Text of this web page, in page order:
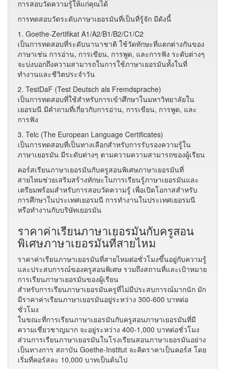
การสอบวัดความรู้ให้แก่คุณได้
การทดสอบวัดระดับภาษาเยอรมันที่เป็นที่รู้จัก มีดังนี้
1. Goethe-Zertifikat A1/A2/B1/B2/C1/C2
เป็นการทดสอบที่ระดับนานาชาติ ใช้วัดทักษะที่แตกต่างกันของ
ภาษาเช่น การอ่าน, การเขียน, การพูด, และการฟัง ระดับต่างๆ
จะบ่งบอกถึงความสามารถในการใช้ภาษาเยอรมันทั้งในที่
ทำงานและชีวิตประจำวัน
2. TestDaF (Test Deutsch als Fremdsprache)
เป็นการทดสอบที่ใช้สำหรับการเข้าศึกษาในมหาวิทยาลัยใน
เยอรมนี มีคำถามที่เกี่ยวกับการอ่าน, การเขียน, การพูด, และ
การฟัง
3. Telc (The European Language Certificates)
เป็นการทดสอบที่เป็นทางเลือกสำหรับการรับรองความรู้ใน
ภาษาเยอรมัน มีระดับต่างๆ ตามความความสามารถของผู้เรียน
คอร์สเรียนภาษาเยอรมันกับครูสอนพิเศษภาษาเยอรมันที่
สายไหมช่วยเสริมสร้างทักษะในการเรียนรู้ภาษาเยอรมันและ
เตรียมพร้อมสำหรับการสอบวัดความรู้ เพื่อเปิดโอกาสสำหรับ
การศึกษาในประเทศเยอรมนี การทำงานในประเทศเยอรมนี
หรือทำงานกับบริษัทเยอรมัน
ราคาค่าเรียนภาษาเยอรมันกับครูสอน
พิเศษภาษาเยอรมันที่สายไหม
ราคาค่าเรียนภาษาเยอรมันที่สายไหมต่อชั่วโมงขึ้นอยู่กับความรู้
และประสบการณ์ของครูสอนพิเศษ รวมถึงสถานที่และเป้าหมาย
การเรียนภาษาเยอรมันของผู้เรียน
สำหรับการเรียนภาษาเยอรมันครูที่ไม่มีประสบการณ์มากนัก มัก
มีราคาค่าเรียนภาษาเยอรมันอยู่ระหว่าง 300-600 บาทต่อ
ชั่วโมง
ในขณะที่การเรียนภาษาเยอรมันกับครูสอนภาษาเยอรมันที่มี
ความเชี่ยวชาญมาก จะอยู่ระหว่าง 400-1,000 บาทต่อชั่วโมง
ส่วนการเรียนภาษาเยอรมันในโรงเรียนสอนภาษาเยอรมันอย่าง
เป็นทางการ สถาบัน Goethe-Institut จะคิดราคาเป็นคอร์ส โดย
เริ่มที่คอร์สละ 10,000 บาทเป็นต้นไป